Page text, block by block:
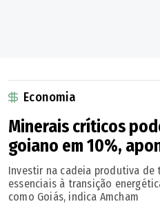
Economia
Minerais críticos
goiano em 10%,
Investir na cadeia produtiva de
essenciais à transição
como Goiás, indica Amcham